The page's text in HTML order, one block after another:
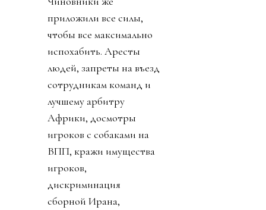
приложили все силы,
чтобы все максимально
испохабить. Аресты
людей, запреты на въезд
сотрудникам команд и
лучшему арбитру
Африки, досмотры
игроков с собаками на
ВПП, кражи имущества
игроков,
дискриминация
сборной Ирана,